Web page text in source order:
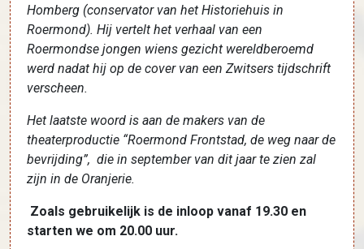
Homberg (conservator van het Historiehuis in
Roermond). Hij vertelt het verhaal van een
Roermondse jongen wiens gezicht wereldberoemd
werd nadat hij op de cover van een Zwitsers tijdschrift
verscheen.
Het laatste woord is aan de makers van de
theaterproductie “Roermond Frontstad, de weg naar de
bevrijding”, die in september van dit jaar te zien zal
zijn in de Oranjerie.
Zoals gebruikelijk is de inloop vanaf 19.30 en
starten we om 20.00 uur.